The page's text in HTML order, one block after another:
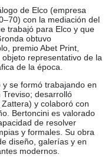
de Elco (empresa
con la mediación del
trabajó para Elco y que
obtuvo
premio Abet Print,
representativo de la
de la época.
se formó trabajando en
desarrolló
y colaboró con
Bertoncini es valorado
de resolver
y formales. Su obra
diseño, galerías y en
modernos.